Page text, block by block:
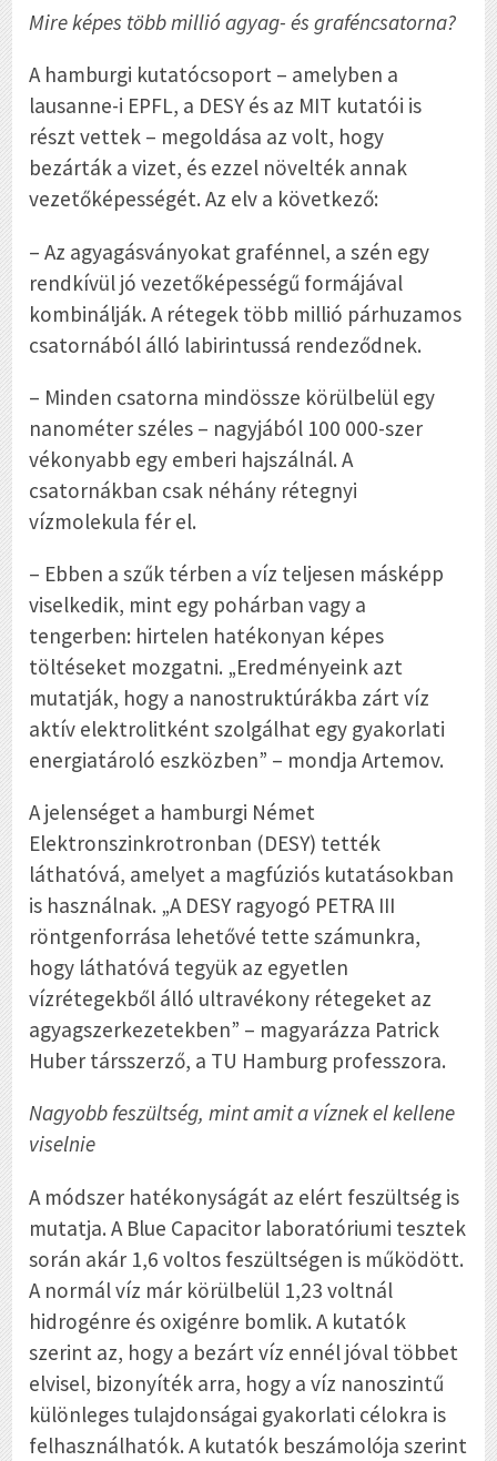
Mire képes több millió agyag- és graféncsatorna?
A hamburgi kutatócsoport – amelyben a
lausanne-i EPFL, a DESY és az MIT kutatói is
részt vettek – megoldása az volt, hogy
bezárták a vizet, és ezzel növelték annak
vezetőképességét. Az elv a következő:
– Az agyagásványokat grafénnel, a szén egy
rendkívül jó vezetőképességű formájával
kombinálják. A rétegek több millió párhuzamos
csatornából álló labirintussá rendeződnek.
– Minden csatorna mindössze körülbelül egy
nanométer széles – nagyjából 100 000-szer
vékonyabb egy emberi hajszálnál. A
csatornákban csak néhány rétegnyi
vízmolekula fér el.
– Ebben a szűk térben a víz teljesen másképp
viselkedik, mint egy pohárban vagy a
tengerben: hirtelen hatékonyan képes
töltéseket mozgatni. „Eredményeink azt
mutatják, hogy a nanostruktúrákba zárt víz
aktív elektrolitként szolgálhat egy gyakorlati
energiatároló eszközben” – mondja Artemov.
A jelenséget a hamburgi Német
Elektronszinkrotronban (DESY) tették
láthatóvá, amelyet a magfúziós kutatásokban
is használnak. „A DESY ragyogó PETRA III
röntgenforrása lehetővé tette számunkra,
hogy láthatóvá tegyük az egyetlen
vízrétegekből álló ultravékony rétegeket az
agyagszerkezetekben” – magyarázza Patrick
Huber társszerző, a TU Hamburg professzora.
Nagyobb feszültség, mint amit a víznek el kellene
viselnie
A módszer hatékonyságát az elért feszültség is
mutatja. A Blue Capacitor laboratóriumi tesztek
során akár 1,6 voltos feszültségen is működött.
A normál víz már körülbelül 1,23 voltnál
hidrogénre és oxigénre bomlik. A kutatók
szerint az, hogy a bezárt víz ennél jóval többet
elvisel, bizonyíték arra, hogy a víz nanoszintű
különleges tulajdonságai gyakorlati célokra is
felhasználhatók. A kutatók beszámolója szerint